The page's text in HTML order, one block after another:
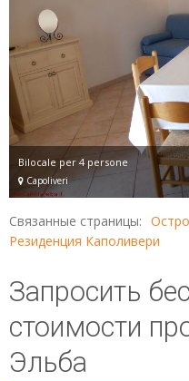
Bilocale per 4 persone
Capoliveri
Связанные страницы:
Резиденция Каполивери
Запросить
стоимости
Эльба